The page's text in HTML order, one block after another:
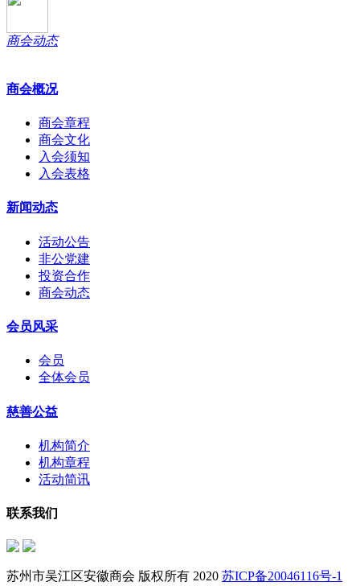
商会动态
商会概况
商会章程
商会文化
入会须知
入会表格
新闻动态
活动公告
非公党建
投资合作
商会动态
会员风采
会员
全体会员
慈善公益
机构简介
机构章程
活动简讯
联系我们
苏州市吴江区安徽商会 版权所有 2020 苏ICP备20046116号-1